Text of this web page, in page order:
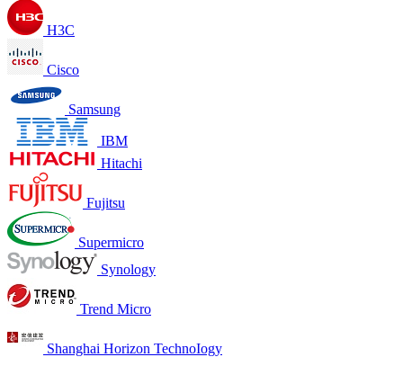
H3C
Cisco
Samsung
IBM
Hitachi
Fujitsu
Supermicro
Synology
Trend Micro
Shanghai Horizon TechnoIogy